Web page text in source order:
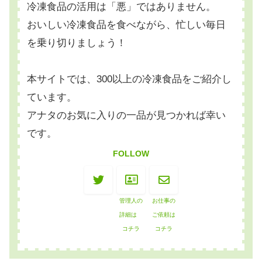
冷凍食品の活用は「悪」ではありません。
おいしい冷凍食品を食べながら、忙しい毎日
を乗り切りましょう！
本サイトでは、300以上の冷凍食品をご紹介し
ています。
アナタのお気に入りの一品が見つかれば幸い
です。
FOLLOW
管理人の
詳細は
コチラ
お仕事の
ご依頼は
コチラ